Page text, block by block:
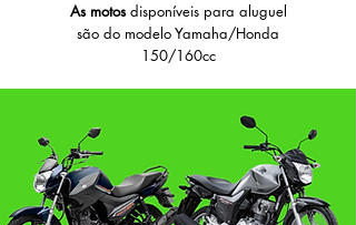
As motosdisponíveis para aluguel
são do modelo Yamaha/Honda
150/160cc